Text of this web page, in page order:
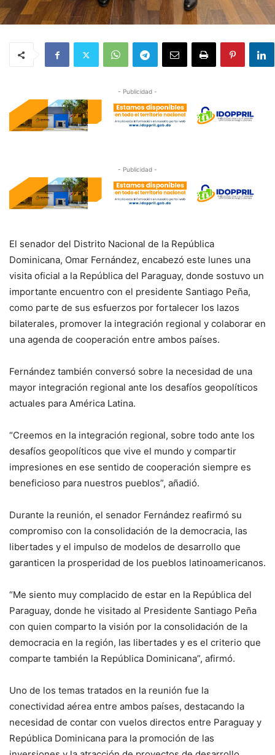
- Publicidad -
- Publicidad -
El senador del Distrito Nacional de la República
Dominicana, Omar Fernández, encabezó este lunes una
visita oficial a la República del Paraguay, donde sostuvo un
importante encuentro con el presidente Santiago Peña,
como parte de sus esfuerzos por fortalecer los lazos
bilaterales, promover la integración regional y colaborar en
una agenda de cooperación entre ambos países.
Fernández también conversó sobre la necesidad de una
mayor integración regional ante los desafíos geopolíticos
actuales para América Latina.
“Creemos en la integración regional, sobre todo ante los
desafíos geopolíticos que vive el mundo y compartir
impresiones en ese sentido de cooperación siempre es
beneficioso para nuestros pueblos”, añadió.
Durante la reunión, el senador Fernández reafirmó su
compromiso con la consolidación de la democracia, las
libertades y el impulso de modelos de desarrollo que
garanticen la prosperidad de los pueblos latinoamericanos.
“Me siento muy complacido de estar en la República del
Paraguay, donde he visitado al Presidente Santiago Peña
con quien comparto la visión por la consolidación de la
democracia en la región, las libertades y es el criterio que
comparte también la República Dominicana”, afirmó.
Uno de los temas tratados en la reunión fue la
conectividad aérea entre ambos países, destacando la
necesidad de contar con vuelos directos entre Paraguay y
República Dominicana para la promoción de las